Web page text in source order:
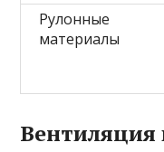
Рулонные
материалы
Вентиляция